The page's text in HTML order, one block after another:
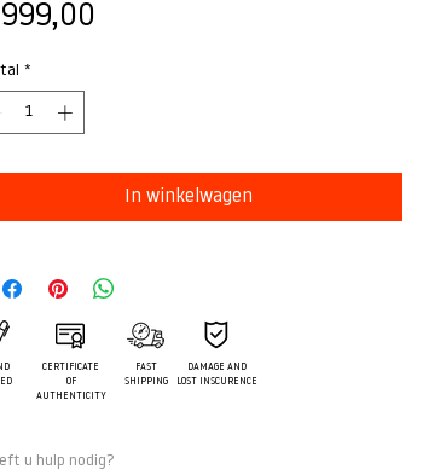
*
In winkelwagen
CERTIFICATE
OF
AUTHENTICITY
FAST
SHIPPING
DAMAGE AND
LOST INSCURENCE
u hulp nodig?